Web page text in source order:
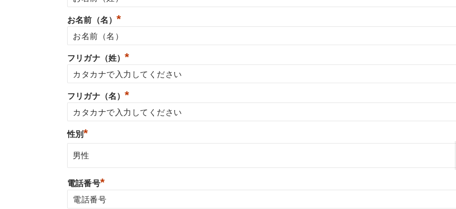
お名前（名）*
フリガナ（姓）*
フリガナ（名）*
性別*
電話番号*